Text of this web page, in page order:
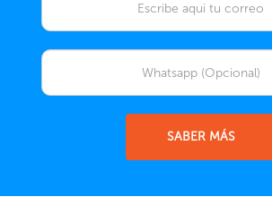
SABER MÁS